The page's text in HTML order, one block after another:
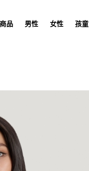
品 男性 女性 孩童